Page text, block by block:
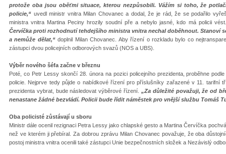
protože oba jsou oběťmi situace, kterou nezpůsobili. Vážím si toho, že
policie,“ uvedl ministr vnitra Milan Chovanec a dodal, že je rád, že se podařilo
ministra vnitra Martina Peciny hrozily soudní pře a nebylo jasné, kdo má policii
Červíčka proti rozhodnutí tehdejšího ministra vnitra nechal doběhnout. Stanoví
a nemůže dělat,“doplnil Milan Chovanec. Aby řízení o rozkladu bylo co
zástupci dvou policejních odborových svazů (NOS a UBS).
Výběr nového šéfa začne v březnu
Poté, co Petr Lessy skončí 28. února na pozici policejního prezidenta, proběhne
policie. Nejprve tedy půjde o nabídkové řízení pro příslušníky zařazené v 11. tarifní
prezidenta vybrat, bude následovat výběrové řízení. „Za důležité považuji, že od
nenastane žádné bezvládí. Policii bude řídit náměstek pro vnější službu Tomáš
Oba policisté zůstávají u sboru
Ministr dále ocenil rezignaci Petra Lessy jako chlapské gesto a Martina Červíčka
než ve kterém ji přebíral. Za dobrou zprávu Milan Chovanec považuje, že oba
postoj ministra vnitra ocenili také zástupci Unie bezpečnostních složek a Nezávislý